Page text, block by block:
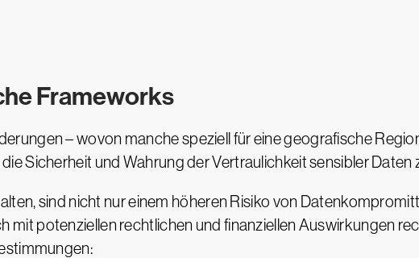
Frameworks
– wovon manche speziell für eine geografische
Sicherheit und Wahrung der Vertraulichkeit sensibler Daten
sind nicht nur einem höheren Risiko von
potenziellen rechtlichen und finanziellen Auswirkungen